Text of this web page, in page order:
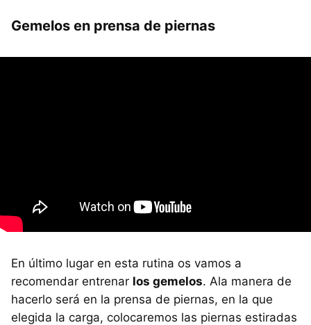
Gemelos en prensa de piernas
En último lugar en esta rutina os vamos a
recomendar entrenar los gemelos. Ala manera de
hacerlo será en la prensa de piernas, en la que
elegida la carga, colocaremos las piernas estiradas